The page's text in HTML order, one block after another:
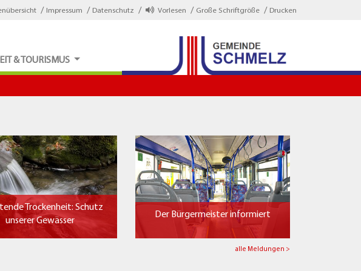
Impressum Datenschutz Vorlesen Große Schriftgröße Drucken
& TOURISMUS
Trockenheit: Schutz
unserer Gewässer
Der Bürgermeister informiert
alle Meldungen >